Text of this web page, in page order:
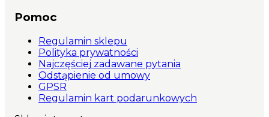
Pomoc
Regulamin sklepu
Polityka prywatności
Najczęściej zadawane pytania
Odstąpienie od umowy
GPSR
Regulamin kart podarunkowych